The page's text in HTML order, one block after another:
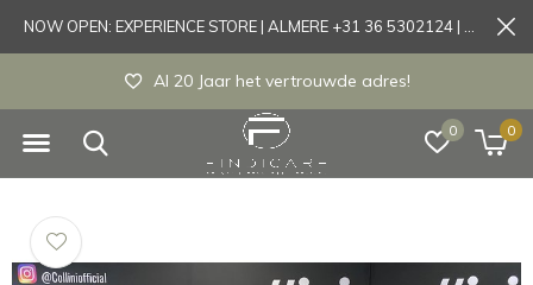
0 0
Experience store Almere / Tönisvorst / Mortsel